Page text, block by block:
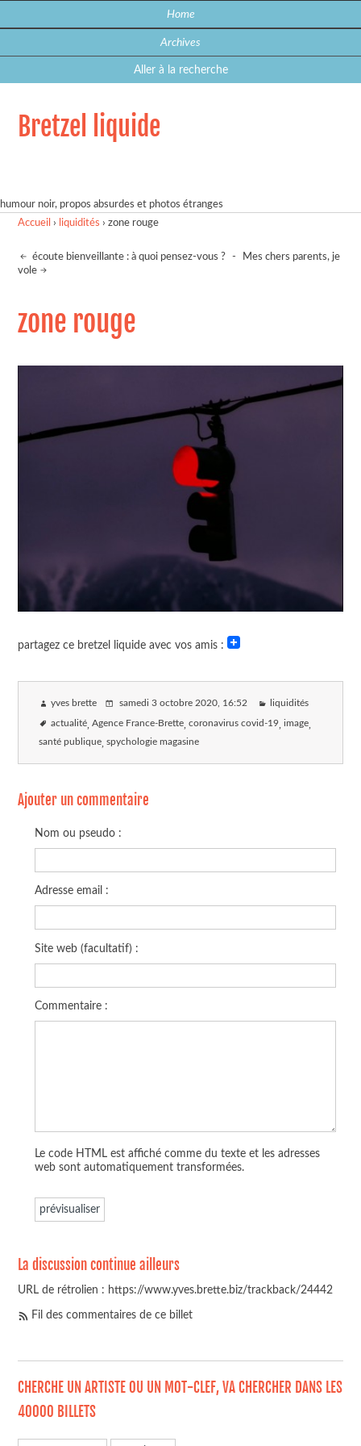
Home
Archives
Aller à la recherche
Bretzel liquide
humour noir, propos absurdes et photos étranges
Accueil › liquidités ›zone rouge
écoute bienveillante : à quoi pensez-vous ? -
Mes chers parents, je
vole
zone rouge
partagez ce bretzel liquide avec vos amis :
yves brette samedi 3 octobre 2020, 16:52 liquidités
actualité Agence France-Brette coronavirus covid-19 image
santé publique spychologie magasine
Ajouter un commentaire
Nom ou pseudo :
Adresse email :
Site web (facultatif) :
Commentaire :
Le code HTML est affiché comme du texte et les adresses
web sont automatiquement transformées.
La discussion continue ailleurs
URL de rétrolien : https://www.yves.brette.biz/trackback/24442
Fil des commentaires de ce billet
CHERCHE UN ARTISTE OU UN MOT-CLEF, VA CHERCHER DANS LES
40000 BILLETS